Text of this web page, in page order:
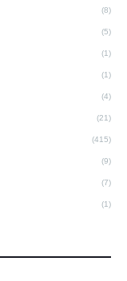
(8)
(5)
(1)
(1)
(4)
(21)
(415)
(9)
(7)
(1)